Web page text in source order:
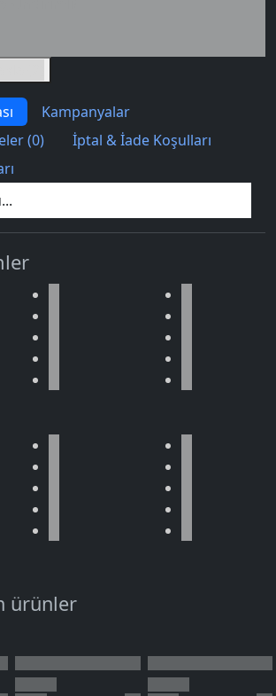
Kampanyalar
Değerlendirmeler (0)
İptal & İade Koşulları
ürünler